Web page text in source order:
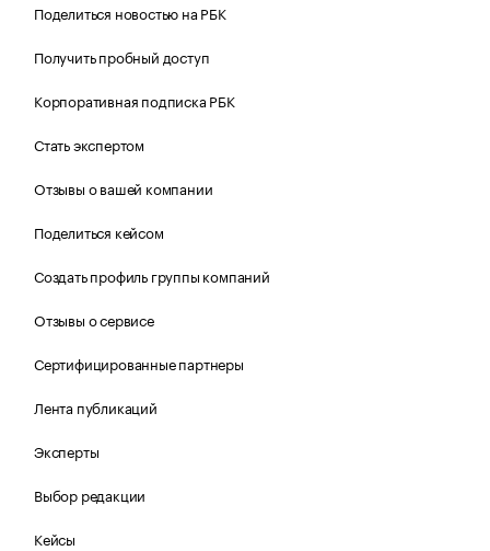
Поделиться новостью на РБК
Получить пробный доступ
Корпоративная подписка РБК
Стать экспертом
Отзывы о вашей компании
Поделиться кейсом
Создать профиль группы компаний
Отзывы о сервисе
Сертифицированные партнеры
Лента публикаций
Эксперты
Выбор редакции
Кейсы